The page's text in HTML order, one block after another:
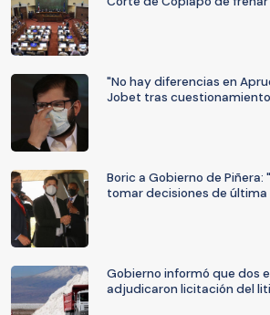
"No hay diferencias en
Jobet tras
Boric a Gobierno de Piñera:
tomar decisiones de última
Gobierno informó que dos
adjudicaron licitación del